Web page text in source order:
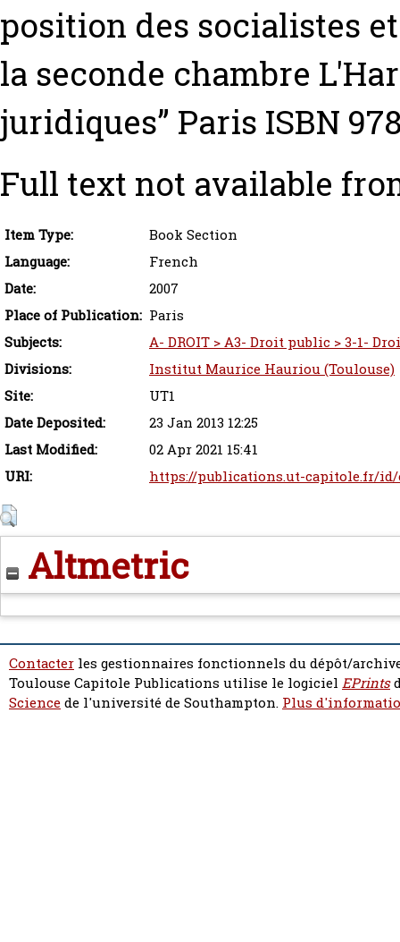
position des socialistes
la seconde chambre
juridiques” Paris ISBN
Full text not available
Item Type:
Book Section
Language:
French
Date:
2007
Place of Publication: Paris
Subjects:
A- DROIT > A3- Droit public > 3-1-
Divisions:
Institut Maurice Hauriou (Toulouse)
Site:
UT1
Date Deposited:
23 Jan 2013 12:25
Last Modified:
02 Apr 2021 15:41
URI:
https://publications.ut-capitole.fr/
Altmetric
Contacter les gestionnaires fonctionnels du dépôt/
Toulouse Capitole Publications utilise le logiciel EPrints
Sciencede l'université de Southampton. Plus